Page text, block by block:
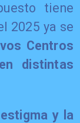
tiene
2025 ya se
Centros
distintas
y la